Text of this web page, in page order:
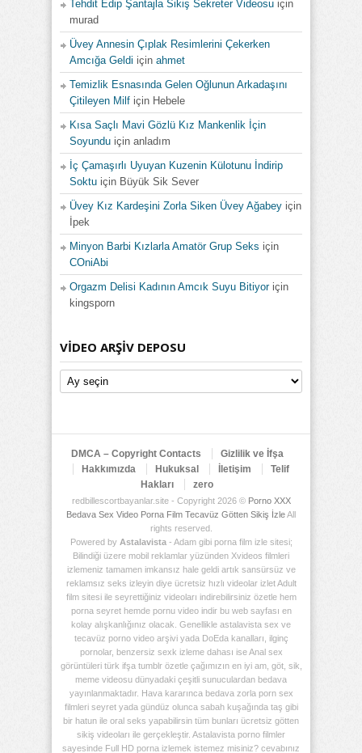
Tehdit Edip Şantajla Sikiş Sekreter Videosu için
murad
Üvey Annesin Çıplak Resimlerini Çekerken
Amcığa Geldi için ahmet
Temizlik Esnasında Gelen Oğlunun Arkadaşını
Çitileyen Milf için Hebele
Kısa Saçlı Mavi Gözlü Kız Mankenlik İçin
Soyundu için anladım
İç Çamaşırlı Uyuyan Kuzenin Külotunu İndirip
Soktu için Büyük Sik Sever
Üvey Kız Kardeşini Zorla Siken Üvey Ağabey için
İpek
Minyon Barbi Kızlarla Amatör Grup Seks için
COniAbi
Orgazm Delisi Kadının Amcık Suyu Bitiyoriçin
kingsporn
VIDEO ARŞIV DEPOSU
Video
Arşiv
DMCA – Copyright Contacts
Gizlilik ve İfşa
Hakkımızda
Hukuksal İletişim
Telif
Hakları
zero
redbillescortbayanlar.site - Copyright 2026 © Porno XXX
Bedava Sex Video Porna Film Tecavüz Götten Sikiş İzleAll
rights reserved.
Powered by Astalavista- Adam gibi porna film izle sitesi;
Bilindiği üzere mobil reklamlar yüzünden Xvideos filmleri
izlemeniz tamamen imkansız hale geldi artık sansürsüz ve
reklamsız seks izleyin diye ücretsiz hızlı videolar izlet Adult
film sitesi ile seyrettiğiniz videoları indirebilirsiniz özetle hem
porna seyret hemde pornu video indir bu web sayfası en
kolay alışkanlığınız olacak. Genellikle astalavista sex ve
tecavüz porno video arşivi yada DoEda kanalları, ilginç
pornolar, benzersiz sexk izleme dahası ise Anal sex
görüntüleri türk ifşa tumblr özetle çağımızın en iyi am, göt, sik,
meme videosu dünyadaki çeşitli sunuculardan bedava
yayınlanmaktadır. Hava kararınca bedava zorla porn sex
filmleri seyret yada gündüz olunca sabah kuşağında taş gibi
bir hatun ile oral seks yapabilirsin tüm bunları ücretsiz götten
sikiş videoları ile gerçekleştir. Astalavista porno filmler
sayesinde Full HD porna izlemek istemez misiniz? cevabınız